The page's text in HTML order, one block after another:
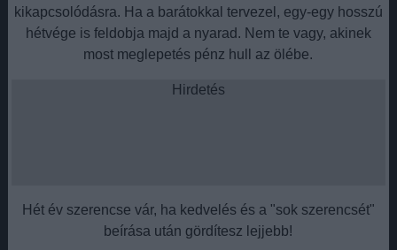
kikapcsolódásra. Ha a barátokkal tervezel, egy-egy hosszú
hétvége is feldobja majd a nyarad. Nem te vagy, akinek
most meglepetés pénz hull az ölébe.
Hirdetés
Hét év szerencse vár, ha kedvelés és a "sok szerencsét"
beírása után gördítesz lejjebb!